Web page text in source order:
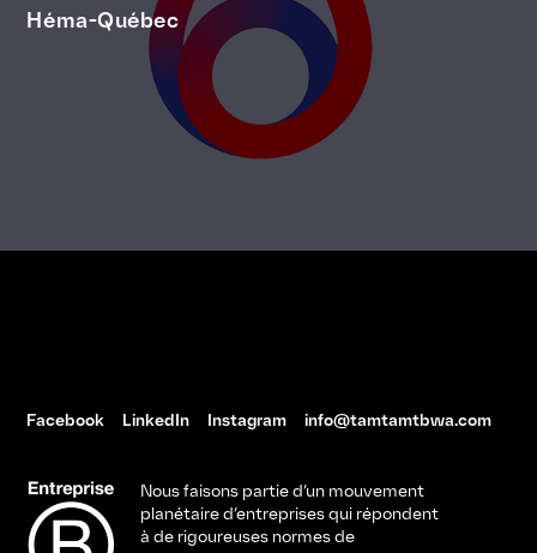
Héma-Québec
Facebook LinkedIn Instagram info@tamtamtbwa.com
Nous faisons partie d’un mouvement
planétaire d’entreprises qui répondent
à de rigoureuses normes de